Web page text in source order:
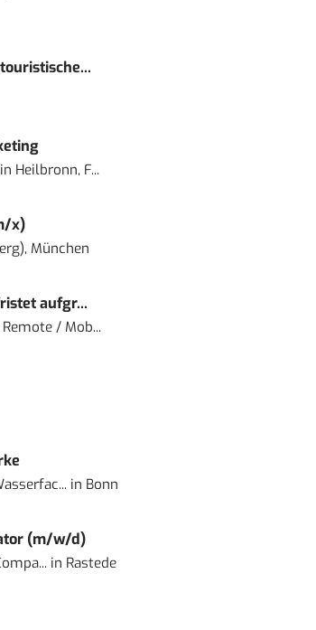
Heilbronn, F...
x)
München
aufgr...
Remote / Mob...
in Bonn
(m/w/d)
in Rastede